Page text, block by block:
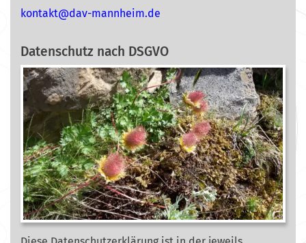
ed.mi
ehnna
m-vad
@tkat
nok
Datenschutz nach DSGVO